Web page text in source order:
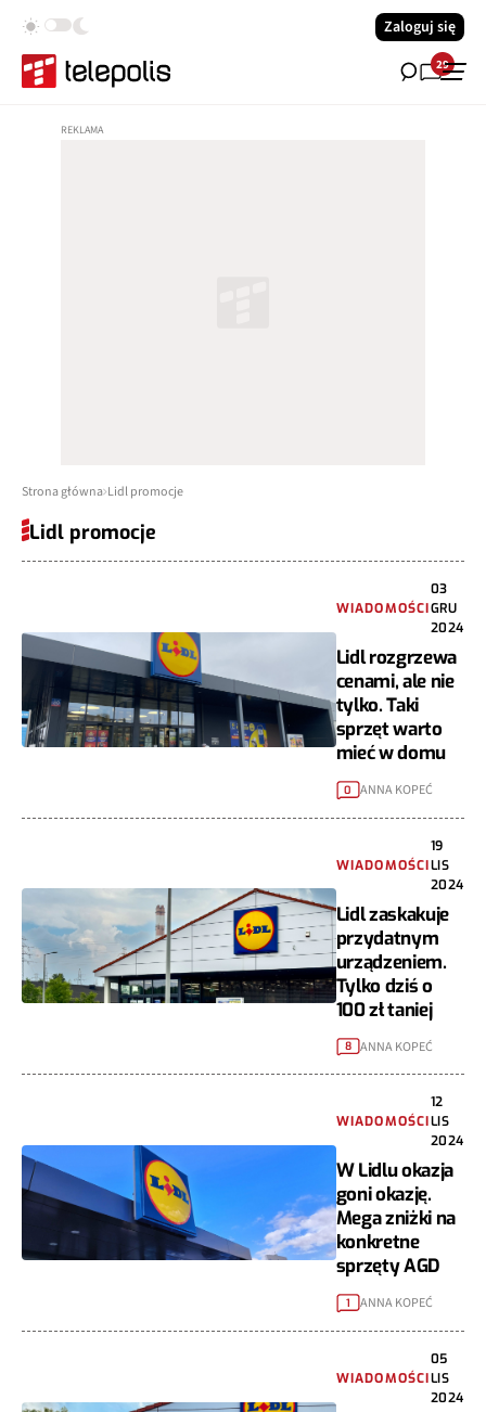
Zaloguj się
29
Strona główna Lidl promocje
Lidl promocje
WIADOMOŚCI
03
GRU
2024
Lidl rozgrzewa
cenami, ale nie
tylko. Taki
sprzęt warto
mieć w domu
0 ANNA KOPEĆ
WIADOMOŚCI
19
LIS
2024
Lidl zaskakuje
przydatnym
urządzeniem.
Tylko dziś o
100 zł taniej
8 ANNA KOPEĆ
WIADOMOŚCI
12
LIS
2024
W Lidlu okazja
goni okazję.
Mega zniżki na
konkretne
sprzęty AGD
1 ANNA KOPEĆ
WIADOMOŚCI
05
LIS
2024